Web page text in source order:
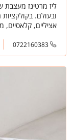
ליז מרטינז
ובעולם.
אציליים, קלאסיים,
בחייך. קבעי פגישה
0722160383